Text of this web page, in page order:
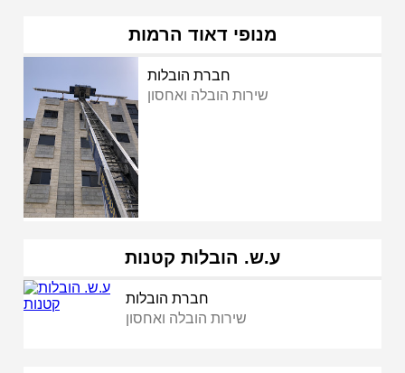
מנופי דאוד הרמות
חברת הובלות
שירות הובלה ואחסון
ע.ש. הובלות קטנות
חברת הובלות
שירות הובלה ואחסון